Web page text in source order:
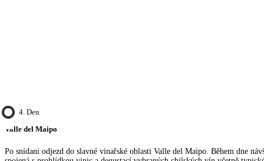
4. Den
Valle del Maipo
Po snídani odjezd do slavné vinařské oblasti Valle del Maipo. Během dne